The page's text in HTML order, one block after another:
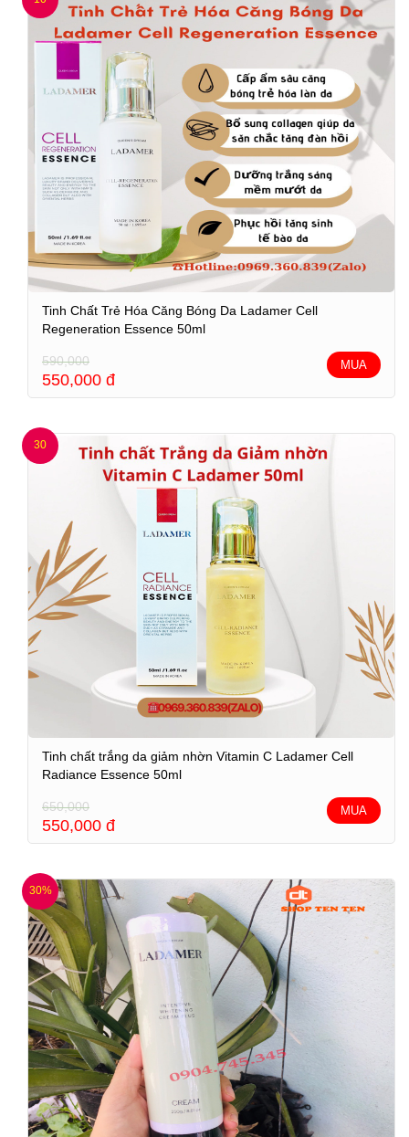
Tinh Chất Trẻ Hóa Căng Bóng Da Ladamer Cell
Regeneration Essence 50ml
590,000
550,000 đ
MUA
30
Tinh chất trắng da giảm nhờn Vitamin C Ladamer Cell
Radiance Essence 50ml
650,000
550,000 đ
MUA
30%